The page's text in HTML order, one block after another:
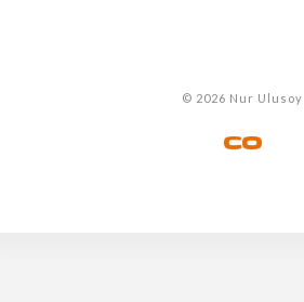
© 2026 Nur Ulusoy